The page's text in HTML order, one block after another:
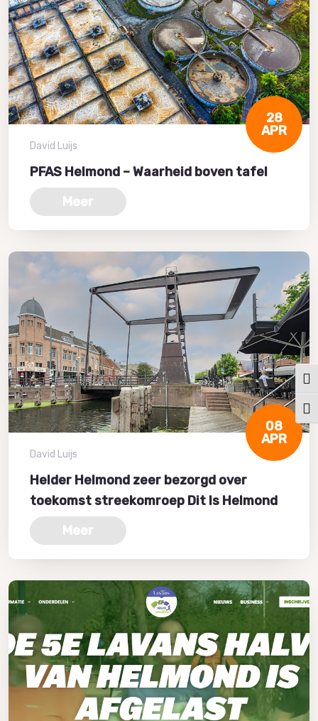
28
APR
David Luijs
PFAS Helmond – Waarheid boven tafel
Meer
08
APR
David Luijs
Helder Helmond zeer bezorgd over
toekomst streekomroep Dit Is Helmond
Meer